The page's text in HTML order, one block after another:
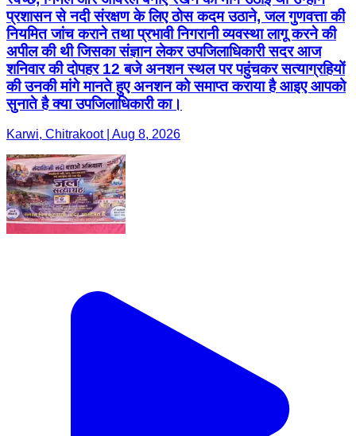
प्रशासन से नदी संरक्षण के लिए ठोस कदम उठाने, जल गुणवत्ता की
नियमित जांच कराने तथा प्रभावी निगरानी व्यवस्था लागू करने की
अपील की थी जिसका संज्ञान लेकर उपजिलाधिकारी सदर आज
शनिवार की दोपहर 12 बजे अनशन स्थल पर पहुंचकर सत्याग्रहियों
की उनकी मांगे मानते हुए अनशन को समाप्त कराया है आइए आपको
सुनाते है क्या उपजिलाधिकारी का।
Karwi, Chitrakoot | Aug 8, 2026